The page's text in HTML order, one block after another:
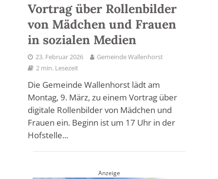
Vortrag über Rollenbilder
von Mädchen und Frauen
in sozialen Medien
23. Februar 2026
Gemeinde Wallenhorst
2 min. Lesezeit
Die Gemeinde Wallenhorst lädt am
Montag, 9. März, zu einem Vortrag über
digitale Rollenbilder von Mädchen und
Frauen ein. Beginn ist um 17 Uhr in der
Hofstelle...
Anzeige